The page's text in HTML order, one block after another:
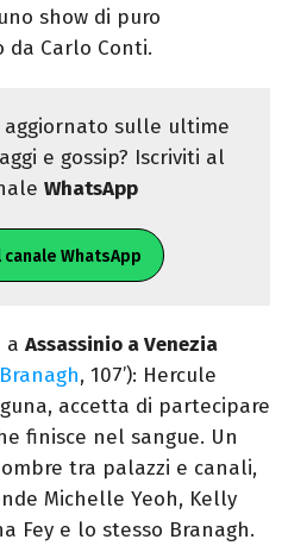
show di puro
Carlo Conti.
aggiornato sulle ultime
e gossip? Iscriviti al
WhatsApp
canale WhatsApp
a Assassinio a Venezia
, 107’): Hercule
accetta di partecipare
finisce nel sangue. Un
tra palazzi e canali,
Michelle Yeoh, Kelly
Fey e lo stesso Branagh.